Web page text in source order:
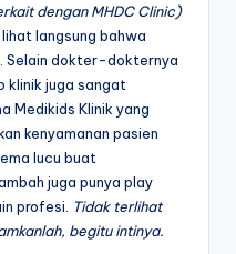
dengan MHDC Clinic)
langsung bahwa
Selain dokter-dokternya
klinik juga sangat
Medikids Klinik yang
kenyamanan pasien
lucu buat
juga punya play
profesi. Tidak terlihat
begitu intinya.